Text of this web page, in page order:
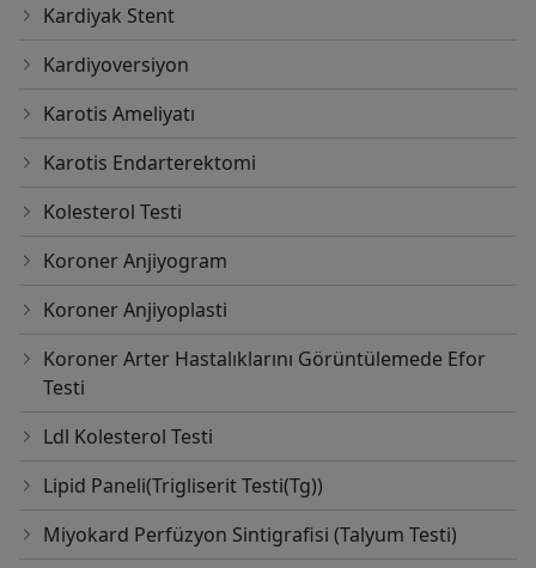
Kardiyak Stent
Kardiyoversiyon
Karotis Ameliyatı
Karotis Endarterektomi
Kolesterol Testi
Koroner Anjiyogram
Koroner Anjiyoplasti
Koroner Arter Hastalıklarını Görüntülemede Efor
Testi
Ldl Kolesterol Testi
Lipid Paneli(Trigliserit Testi(Tg))
Miyokard Perfüzyon Sintigrafisi (Talyum Testi)